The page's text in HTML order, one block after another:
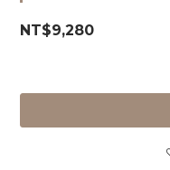
NT$9,280